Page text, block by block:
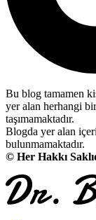
Bu blog tamamen
yer alan herhangi
taşımamaktadır.
Blogda yer alan
bulunmamaktadır.
© Her Hakkı